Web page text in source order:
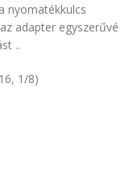
nyomatékkulcs
adapter egyszerűvé
..
1/8)